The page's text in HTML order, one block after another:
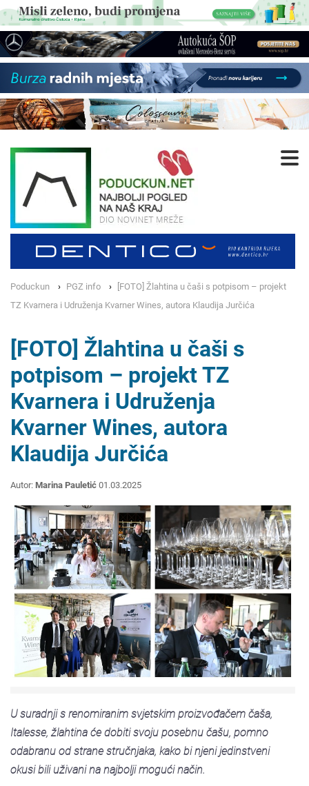
Poduckun PGZ info
[FOTO] Žlahtina u čaši s potpisom – projekt
TZ Kvarnera i Udruženja Kvarner Wines, autora Klaudija Jurčića
[FOTO] Žlahtina u čaši s
potpisom – projekt TZ
Kvarnera i Udruženja
Kvarner Wines, autora
Klaudija Jurčića
Autor: Marina Pauletić 01.03.2025
U suradnji s renomiranim svjetskim proizvođačem čaša,
Italesse, žlahtina će dobiti svoju posebnu čašu, pomno
odabranu od strane stručnjaka, kako bi njeni jedinstveni
okusi bili uživani na najbolji mogući način.